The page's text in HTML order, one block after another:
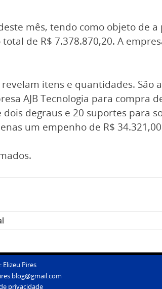
mês, tendo como objeto de
de R$ 7.378.870,20. A
itens e quantidades. São
AJB Tecnologia para compra
degraus e 20 suportes para
um empenho de R$
Elizeu Pires
privacidade